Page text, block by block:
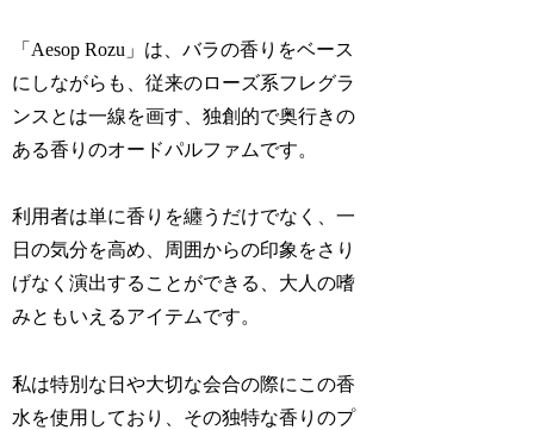
「Aesop Rozu」は、バラの香りをベース
にしながらも、従来のローズ系フレグラ
ンスとは一線を画す、独創的で奥行きの
ある香りのオードパルファムです。
利用者は単に香りを纏うだけでなく、一
日の気分を高め、周囲からの印象をさり
げなく演出することができる、大人の嗜
みともいえるアイテムです。
私は特別な日や大切な会合の際にこの香
水を使用しており、その独特な香りのプ